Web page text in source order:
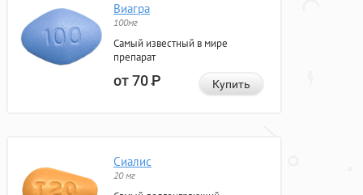
Виагра
100мг
Самый известный в мире
препарат
от 70Р Купить
Сиалис
20 мг